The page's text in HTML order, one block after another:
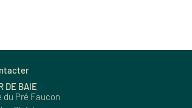
DE BAIE
du Pré Faucon